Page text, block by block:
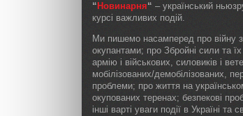
“ Новинарня“ – український
курсі важливих подій.
Ми пишемо насамперед про війну
окупантами; про Збройні сили та
армію і військових, силовиків і
мобілізованих/демобілізованих,
проблеми; про життя на
окупованих теренах; безпекові
інші варті уваги події в Україні та